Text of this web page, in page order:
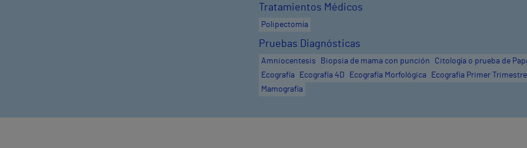
Tratamientos Médicos
Polipectomía
Pruebas Diagnósticas
Amniocentesis Biopsia de mama con punción Citología o prueba de
Ecografía
Ecografía 4D Ecografía Morfológica Ecografía Primer Trimestre
Mamografía